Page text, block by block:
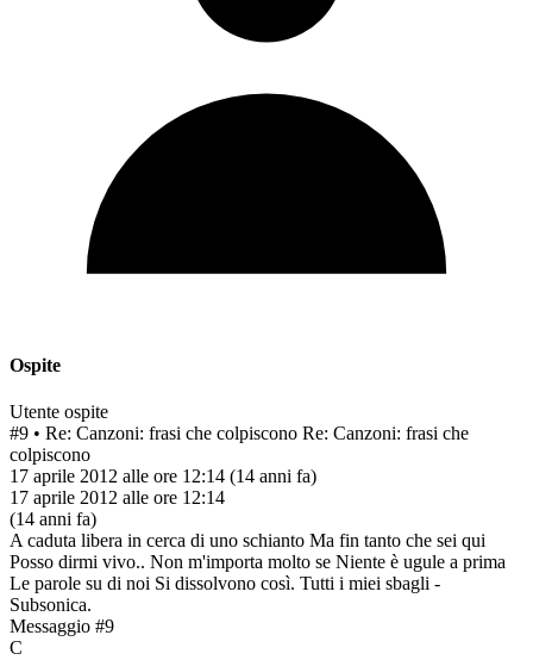
Ospite
Utente ospite
#9 • Re: Canzoni: frasi che colpiscono Re: Canzoni: frasi che
colpiscono
17 aprile 2012 alle ore 12:14 (14 anni fa)
17 aprile 2012 alle ore 12:14
(14 anni fa)
A caduta libera in cerca di uno schianto Ma fin tanto che sei qui
Posso dirmi vivo.. Non m'importa molto se Niente è ugule a prima
Le parole su di noi Si dissolvono così. Tutti i miei sbagli -
Subsonica.
Messaggio #9
C